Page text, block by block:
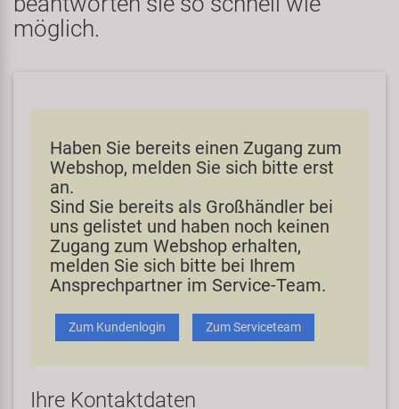
Pedale
Sattelstützen
Schaltung
Schläuche
Steuersätze
Sättel
Klingeln
Schlösser
Schutzbleche & Rahmenschutz
Spiegel
Taschen & Körbe
Transport & Abstellen
Spezialwerkzeug
Kenda
Litemove
M-Wave
MOCA
Novatec
möglich.
Haben Sie bereits einen Zugang zum
Webshop, melden Sie sich bitte erst
an.
Sind Sie bereits als Großhändler bei
uns gelistet und haben noch keinen
Zugang zum Webshop erhalten,
melden Sie sich bitte bei Ihrem
Ansprechpartner im Service-Team.
Zum Kundenlogin Zum Serviceteam
Ihre Kontaktdaten